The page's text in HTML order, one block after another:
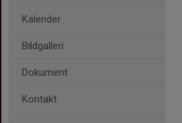
Kalender
Bildgalleri
Dokument
Kontakt